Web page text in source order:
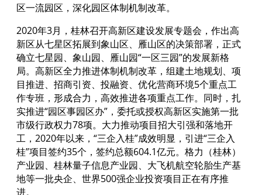
区一流园区，深化园区体制机制改革。
2020年3月，桂林召开高新区建设发展专题会，作出高
新区从七星区拓展到象山区、雁山区的决策部署，正式
确立七星园、象山园、雁山园“一区三园”的发展新格
局。高新区全力推进体制机制改革，组建土地规划、项
目推进、招商引资、投融资、优化营商环境5个重点工
作专班，形成合力，高效推进各项重点工作。同时，扎
实推进“园区事园区办”，委托或授权高新区实施第一批
市级行政权力78项。大力推动项目招大引强和落地开
工，2020年以来，“三企入桂”成效明显，引进“三企入
桂”项目签约35个，签约总额604.1亿元。格力（桂林）
产业园、桂林量子信息产业园、大飞机航空轮胎生产基
地等一批央企、世界500强企业投资项目正在有序推
进。